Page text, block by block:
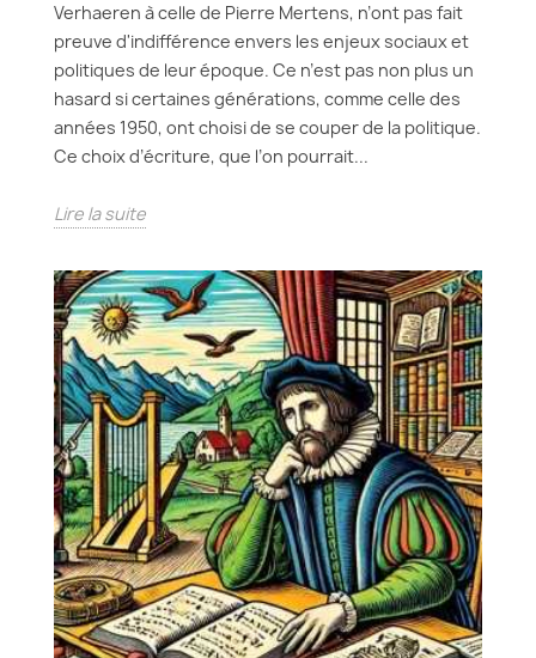
Verhaeren à celle de Pierre Mertens, n’ont pas fait
preuve d'indifférence envers les enjeux sociaux et
politiques de leur époque. Ce n’est pas non plus un
hasard si certaines générations, comme celle des
années 1950, ont choisi de se couper de la politique.
Ce choix d’écriture, que l’on pourrait...
Lire la suite